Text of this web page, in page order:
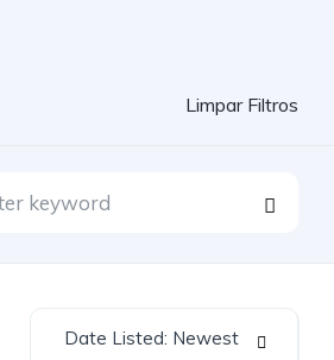
Limpar Filtros
Date Listed: Newest